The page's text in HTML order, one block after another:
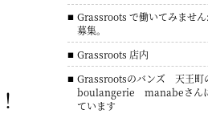
Grassroots で働いてみませ
募集。
Grassroots 店内
Grassrootsのバンズ 天王町
boulangerie manabeさん
ています